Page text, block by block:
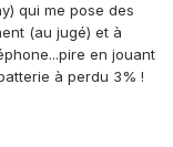
qui me pose des
(au jugé) et à
en jouant
à perdu 3% !